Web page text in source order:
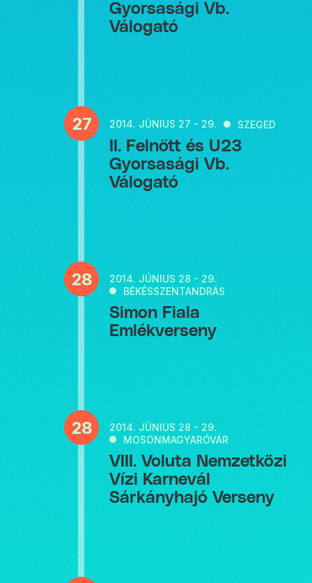
Gyorsasági Vb.
Válogató
27 2014. JÚNIUS 27 - 29. SZEGED
II. Felnőtt és U23
Gyorsasági Vb.
Válogató
28 2014. JÚNIUS 28 - 29.
BÉKÉSSZENTANDRÁS
Simon Fiala
Emlékverseny
28 2014. JÚNIUS 28 - 29.
MOSONMAGYARÓVÁR
VIII. Voluta Nemzetközi
Vízi Karnevál
Sárkányhajó Verseny